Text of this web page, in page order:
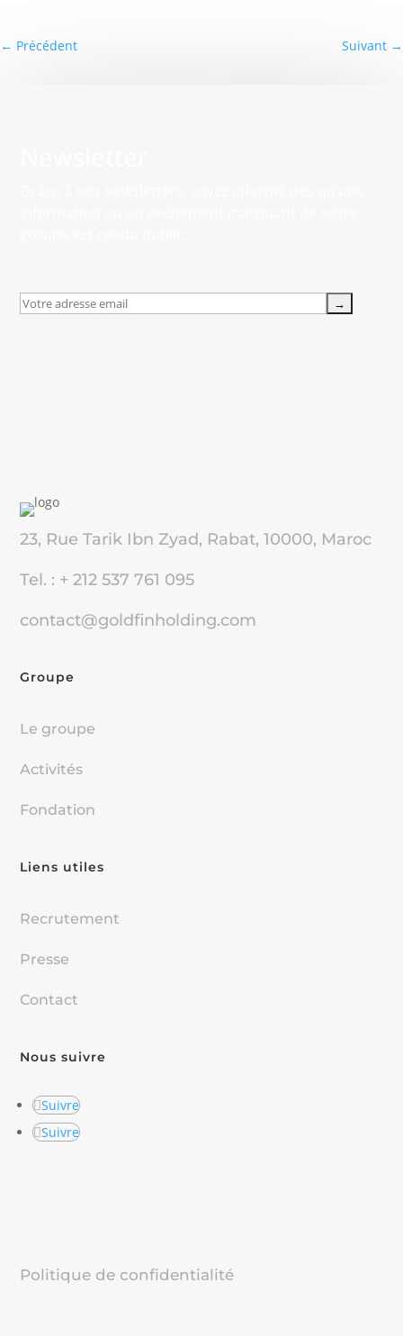
← Précédent Suivant →
23, Rue Tarik Ibn Zyad, Rabat, 10000, Maroc
Tel. : + 212 537 761 095
contact@goldfinholding.com
Groupe
Le groupe
Activités
Fondation
Liens utiles
Recrutement
Presse
Contact
Nous suivre
Suivre
Suivre
Politique de confidentialité